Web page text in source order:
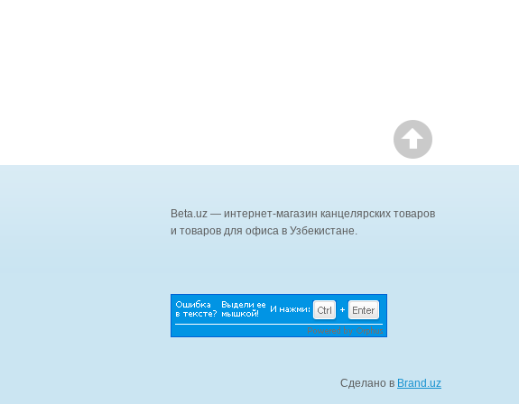
Beta.uz — интернет-магазин канцелярских товаров
и товаров для офиса в Узбекистане.
Сделано в Brand.uz